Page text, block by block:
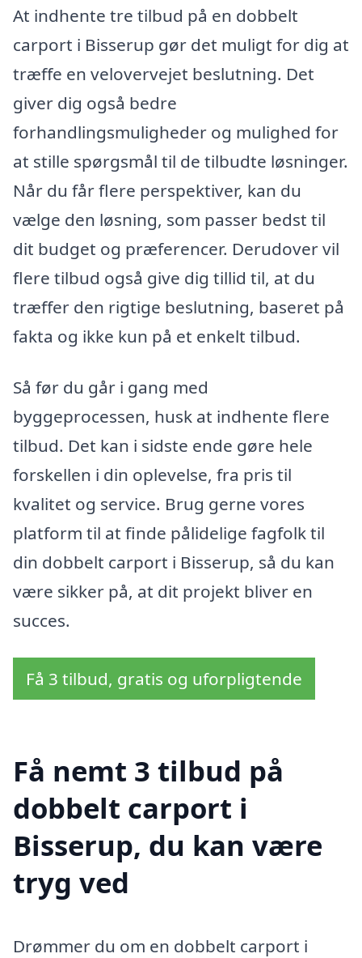
At indhente tre tilbud på en dobbelt
carport i Bisserup gør det muligt for dig at
træffe en velovervejet beslutning. Det
giver dig også bedre
forhandlingsmuligheder og mulighed for
at stille spørgsmål til de tilbudte løsninger.
Når du får flere perspektiver, kan du
vælge den løsning, som passer bedst til
dit budget og præferencer. Derudover vil
flere tilbud også give dig tillid til, at du
træffer den rigtige beslutning, baseret på
fakta og ikke kun på et enkelt tilbud.
Så før du går i gang med
byggeprocessen, husk at indhente flere
tilbud. Det kan i sidste ende gøre hele
forskellen i din oplevelse, fra pris til
kvalitet og service. Brug gerne vores
platform til at finde pålidelige fagfolk til
din dobbelt carport i Bisserup, så du kan
være sikker på, at dit projekt bliver en
succes.
Få 3 tilbud, gratis og uforpligtende
Få nemt 3 tilbud på
dobbelt carport i
Bisserup, du kan være
tryg ved
Drømmer du om en dobbelt carport i